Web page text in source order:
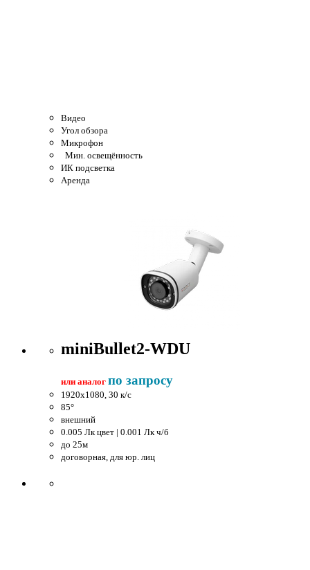
Видео
Угол обзора
Микрофон
Мин. освещённость
ИК подсветка
Аренда
miniBullet2-WDU
или аналог по запросу
1920x1080, 30 к/c
85°
внешний
0.005 Лк цвет | 0.001 Лк ч/б
до 25м
договорная, для юр. лиц